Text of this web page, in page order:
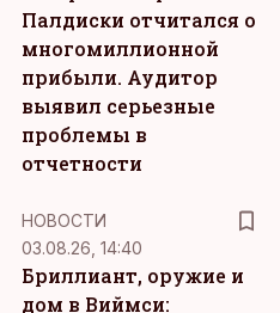
Палдиски отчитался о
многомиллионной
прибыли. Аудитор
выявил серьезные
проблемы в
отчетности
НОВОСТИ
03.08.26, 14:40
Бриллиант, оружие и
дом в Виймси: